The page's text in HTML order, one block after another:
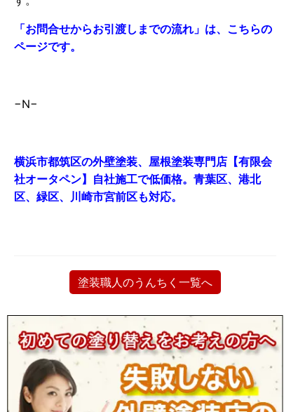
「お問合せからお引渡しまでの流れ」は、こちらの
ページです。
−N−
横浜市都筑区の外壁塗装、屋根塗装専門店【有限会
社オータペン】自社施工で低価格。青葉区、港北
区、緑区、川崎市宮前区も対応。
塗装職人のうんちく一覧へ